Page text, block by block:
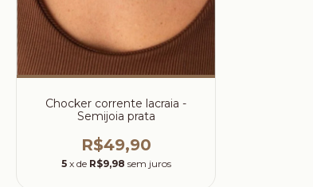
Chocker corrente lacraia -
Semijoia prata
R$49,90
5 x de R$9,98 sem juros